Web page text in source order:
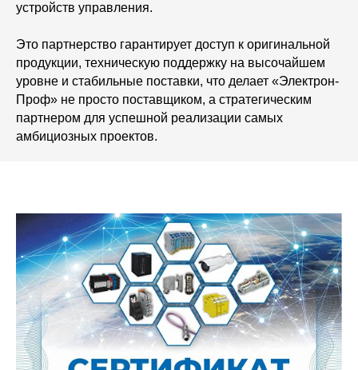
устройств управления.
Это партнерство гарантирует доступ к оригинальной
продукции, техническую поддержку на высочайшем
уровне и стабильные поставки, что делает «Электрон-
Проф» не просто поставщиком, а стратегическим
партнером для успешной реализации самых
амбициозных проектов.